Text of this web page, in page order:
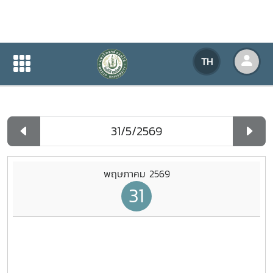
TH
ปฏิทินกิจกรรมของหน่วยงาน
ปฏิทินกิจกรรมของหน่วยงาน
พฤษภาคม 2569
31